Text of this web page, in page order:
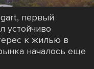
первый
устойчиво
к жилью в
началось еще